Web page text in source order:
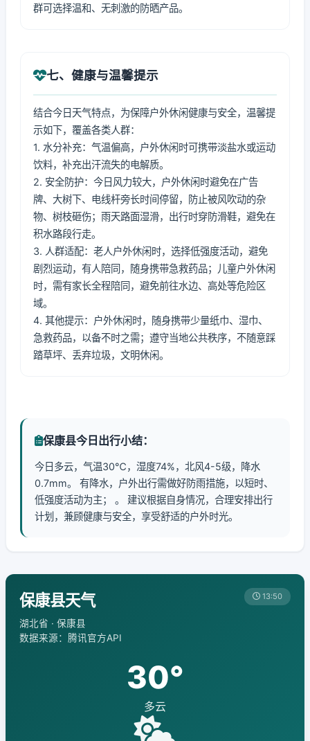
群可选择温和、无刺激的防晒产品。
七、健康与温馨提示
结合今日天气特点，为保障户外休闲健康与安全，温馨提
示如下，覆盖各类人群：
1. 水分补充：气温偏高，户外休闲时可携带淡盐水或运动
饮料，补充出汗流失的电解质。
2. 安全防护：今日风力较大，户外休闲时避免在广告
牌、大树下、电线杆旁长时间停留，防止被风吹动的杂
物、树枝砸伤；雨天路面湿滑，出行时穿防滑鞋，避免在
积水路段行走。
3. 人群适配：老人户外休闲时，选择低强度活动，避免
剧烈运动，有人陪同，随身携带急救药品；儿童户外休闲
时，需有家长全程陪同，避免前往水边、高处等危险区
域。
4. 其他提示：户外休闲时，随身携带少量纸巾、湿巾、
急救药品，以备不时之需；遵守当地公共秩序，不随意踩
踏草坪、丢弃垃圾，文明休闲。
保康县今日出行小结：
今日多云，气温30℃，湿度74%，北风4-5级，降水
0.7mm。 有降水，户外出行需做好防雨措施，以短时、
低强度活动为主； 。 建议根据自身情况，合理安排出行
计划，兼顾健康与安全，享受舒适的户外时光。
保康县天气
湖北省 · 保康县
数据来源：腾讯官方API
13:50
30°
多云